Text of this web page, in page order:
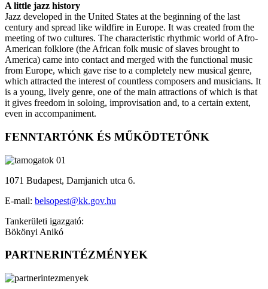
A little jazz history
Jazz developed in the United States at the beginning of the last
century and spread like wildfire in Europe. It was created from the
meeting of two cultures. The characteristic rhythmic world of Afro-
American folklore (the African folk music of slaves brought to
America) came into contact and merged with the functional music
from Europe, which gave rise to a completely new musical genre,
which attracted the interest of countless composers and musicians. It
is a young, lively genre, one of the main attractions of which is that
it gives freedom in soloing, improvisation and, to a certain extent,
even in accompaniment.
FENNTARTÓNK ÉS MŰKÖDTETŐNK
1071 Budapest, Damjanich utca 6.
E-mail: belsopest@kk.gov.hu
Tankerületi igazgató:
Bökönyi Anikó
PARTNERINTÉZMÉNYEK